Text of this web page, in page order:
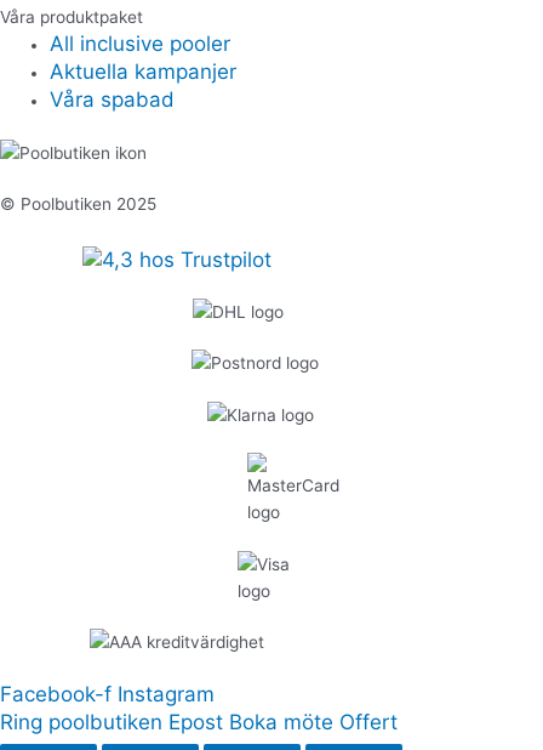
Våra produktpaket
All inclusive pooler
Aktuella kampanjer
Våra spabad
© Poolbutiken 2025
Facebook-f Instagram
Ring poolbutiken Epost Boka möte Offert